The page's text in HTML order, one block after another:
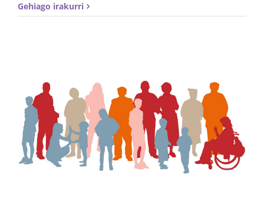
Gehiago irakurri